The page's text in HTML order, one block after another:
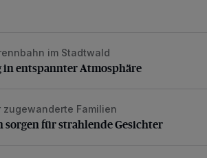
in entspannter Atmosphäre
im Stadtwald
in entspannter Atmosphäre
für strahlende Gesichter
Familien
sorgen für strahlende Gesichter